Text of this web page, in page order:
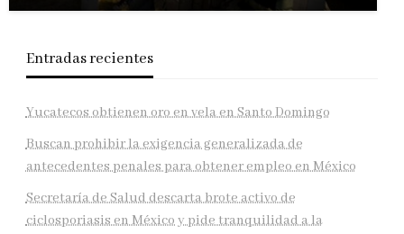
Entradas recientes
Yucatecos obtienen oro en vela en Santo Domingo
Buscan prohibir la exigencia generalizada de
antecedentes penales para obtener empleo en México
Secretaría de Salud descarta brote activo de
ciclosporiasis en México y pide tranquilidad a la